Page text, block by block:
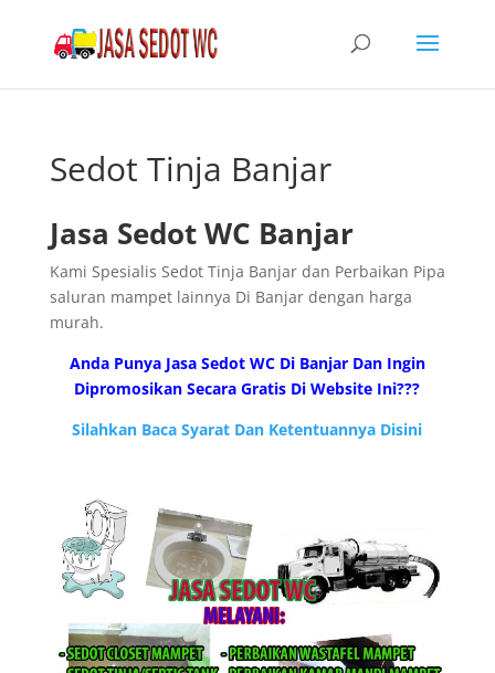
Sedot Tinja Banjar
Jasa Sedot WC Banjar
Kami Spesialis Sedot Tinja Banjar dan Perbaikan Pipa
saluran mampet lainnya Di Banjar dengan harga
murah.
Anda Punya Jasa Sedot WC Di Banjar Dan Ingin
Dipromosikan Secara Gratis Di Website Ini???
Silahkan Baca Syarat Dan Ketentuannya Disini